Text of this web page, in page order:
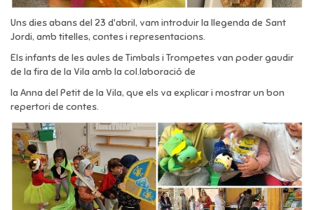
Uns dies abans del 23 d'abril, vam introduir la llegenda de Sant
Jordi, amb titelles, contes i representacions.
Els infants de les aules de Timbals i Trompetes van poder gaudir
de la fira de la Vila amb la col.laboració de
la Anna del Petit de la Vila, que els va explicar i mostrar un bon
repertori de contes.